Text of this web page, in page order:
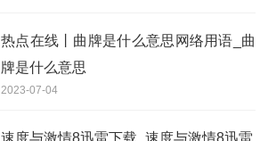
热点在线丨曲牌是什么意思网络用语_曲
牌是什么意思
2023-07-04
速度与激情8迅雷下载_速度与激情8迅雷